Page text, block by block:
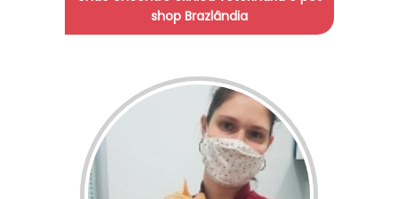
shop Brazlândia